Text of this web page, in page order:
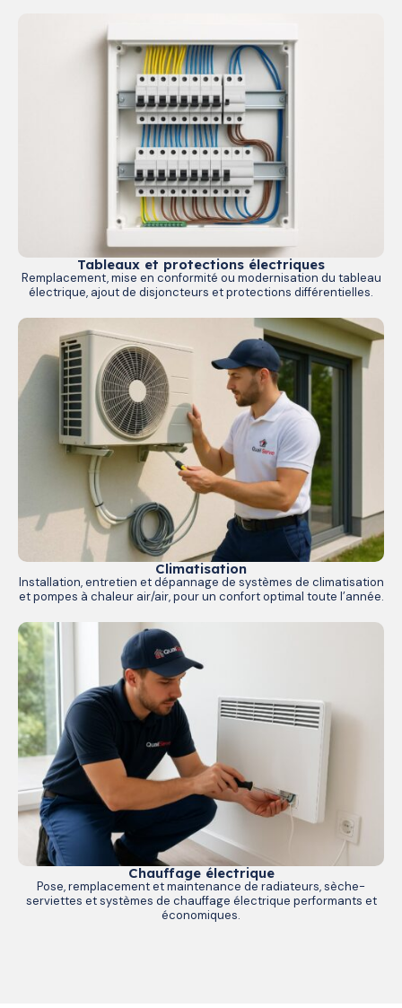
Tableaux et protections électriques
Remplacement, mise en conformité ou modernisation du tableau
électrique, ajout de disjoncteurs et protections différentielles.
Climatisation
Installation, entretien et dépannage de systèmes de climatisation
et pompes à chaleur air/air, pour un confort optimal toute l’année.
Chauffage électrique
Pose, remplacement et maintenance de radiateurs, sèche-
serviettes et systèmes de chauffage électrique performants et
économiques.